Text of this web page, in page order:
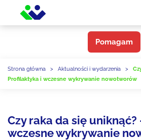
Pomagam
Strona główna > Aktualności i wydarzenia >
Profilaktyka i wczesne wykrywanie nowotworów
Czy raka da się
wczesne wykrywanie